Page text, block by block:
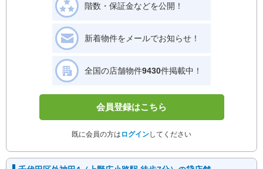
階数・保証金などを公開！
新着物件をメールでお知らせ！
全国の店舗物件9430件掲載中！
会員登録はこちら
既に会員の方は ログインしてください